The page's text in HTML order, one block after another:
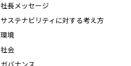
社長メッセージ
サステナビリティに対する考え方
環境
社会
ガバナンス